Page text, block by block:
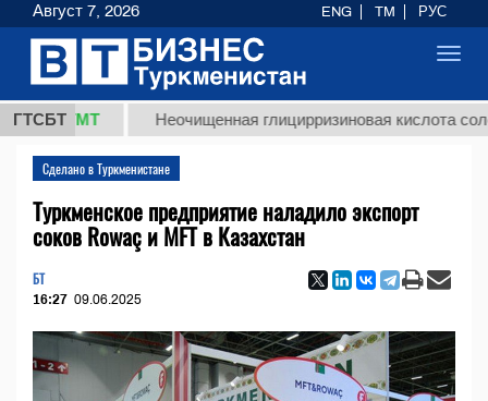
ГТСБТ
ТМТ Неочищенная глицирризиновая кислота
Сделано в Туркменистане
Туркменское предприятие наладило экспорт
соков Rowaç и MFT в Казахстан
БТ
16:27 09.06.2025
Август 7, 2026 ENG TM РУС